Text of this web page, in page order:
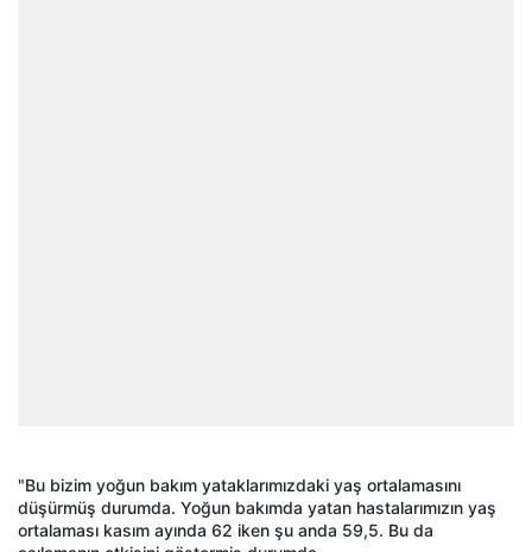
"Bu bizim yoğun bakım yataklarımızdaki yaş ortalamasını
düşürmüş durumda. Yoğun bakımda yatan hastalarımızın yaş
ortalaması kasım ayında 62 iken şu anda 59,5. Bu da